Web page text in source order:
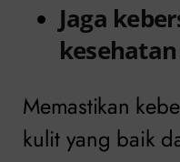
Jaga
Memastikan
kulit yang baik